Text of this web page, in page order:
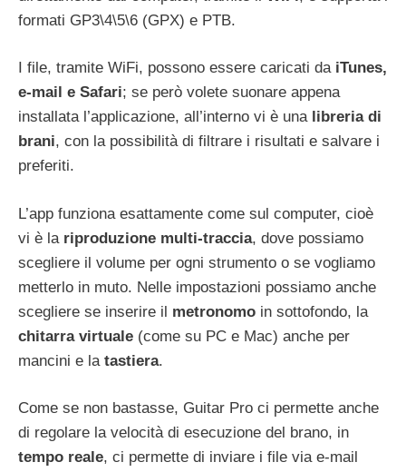
formati GP3\4\5\6 (GPX) e PTB.
I file, tramite WiFi, possono essere caricati daiTunes,
e-mail e Safari; se però volete suonare appena
installata l’applicazione, all’interno vi è una libreria di
brani, con la possibilità di filtrare i risultati e salvare i
preferiti.
L’app funziona esattamente come sul computer, cioè
vi è la riproduzione multi-traccia, dove possiamo
scegliere il volume per ogni strumento o se vogliamo
metterlo in muto. Nelle impostazioni possiamo anche
scegliere se inserire il metronomo in sottofondo, la
chitarra virtuale (come su PC e Mac) anche per
mancini e la tastiera.
Come se non bastasse, Guitar Pro ci permette anche
di regolare la velocità di esecuzione del brano, in
tempo reale, ci permette di inviare i file via e-mail